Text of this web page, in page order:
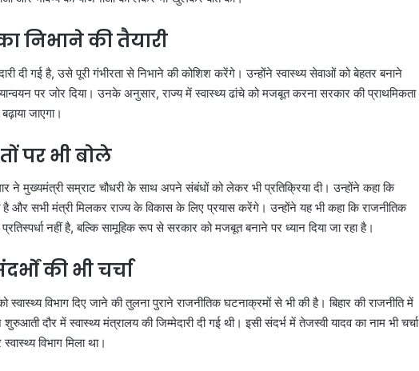
निभाने की तैयारी
दी गई है, उसे पूरी गंभीरता से निभाने की कोशिश करेंगे। उन्होंने स्वास्थ्य सेवाओं को बेहतर बनाने
पर जोर दिया। उनके अनुसार, राज्य में स्वास्थ्य ढांचे को मजबूत करना सरकार की प्राथमिकता
जाएगा।
पर भी बोले
ने मुख्यमंत्री सम्राट चौधरी के साथ अपने संबंधों को लेकर भी प्रतिक्रिया दी। उन्होंने कहा कि
और सभी मंत्री मिलकर राज्य के विकास के लिए प्रयास करेंगे। उन्होंने यह भी कहा कि राजनीतिक
नहीं है, बल्कि सामूहिक रूप से सरकार को मजबूत बनाने पर ध्यान दिया जा रहा है।
की भी चर्चा
स्वास्थ्य विभाग दिए जाने की तुलना पुराने राजनीतिक घटनाक्रमों से भी की है। बिहार की राजनीति में
दौर में स्वास्थ्य मंत्रालय की जिम्मेदारी दी गई थी। इसी संदर्भ में तेजस्वी यादव का नाम भी चर्चा
विभाग मिला था।